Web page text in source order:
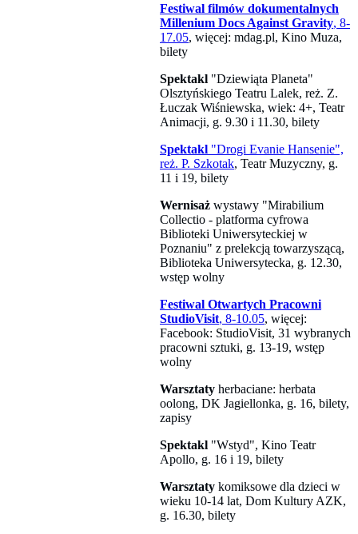
Festiwal filmów dokumentalnych
Millenium Docs Against Gravity, 8-
17.05, więcej: mdag.pl, Kino Muza,
bilety
Spektakl "Dziewiąta Planeta"
Olsztyńskiego Teatru Lalek, reż. Z.
Łuczak Wiśniewska, wiek: 4+, Teatr
Animacji, g. 9.30 i 11.30, bilety
Spektakl "Drogi Evanie Hansenie",
reż. P. Szkotak, Teatr Muzyczny, g.
11 i 19, bilety
Wernisaż wystawy "Mirabilium
Collectio - platforma cyfrowa
Biblioteki Uniwersyteckiej w
Poznaniu" z prelekcją towarzyszącą,
Biblioteka Uniwersytecka, g. 12.30,
wstęp wolny
Festiwal Otwartych Pracowni
StudioVisit, 8-10.05, więcej:
Facebook: StudioVisit, 31 wybranych
pracowni sztuki, g. 13-19, wstęp
wolny
Warsztaty herbaciane: herbata
oolong, DK Jagiellonka, g. 16, bilety,
zapisy
Spektakl "Wstyd", Kino Teatr
Apollo, g. 16 i 19, bilety
Warsztaty komiksowe dla dzieci w
wieku 10-14 lat, Dom Kultury AZK,
g. 16.30, bilety